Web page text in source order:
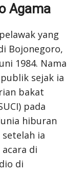
Agama
yang
Bojonegoro,
1984. Nama
sejak ia
bakat
pada
hiburan
ia
di
di